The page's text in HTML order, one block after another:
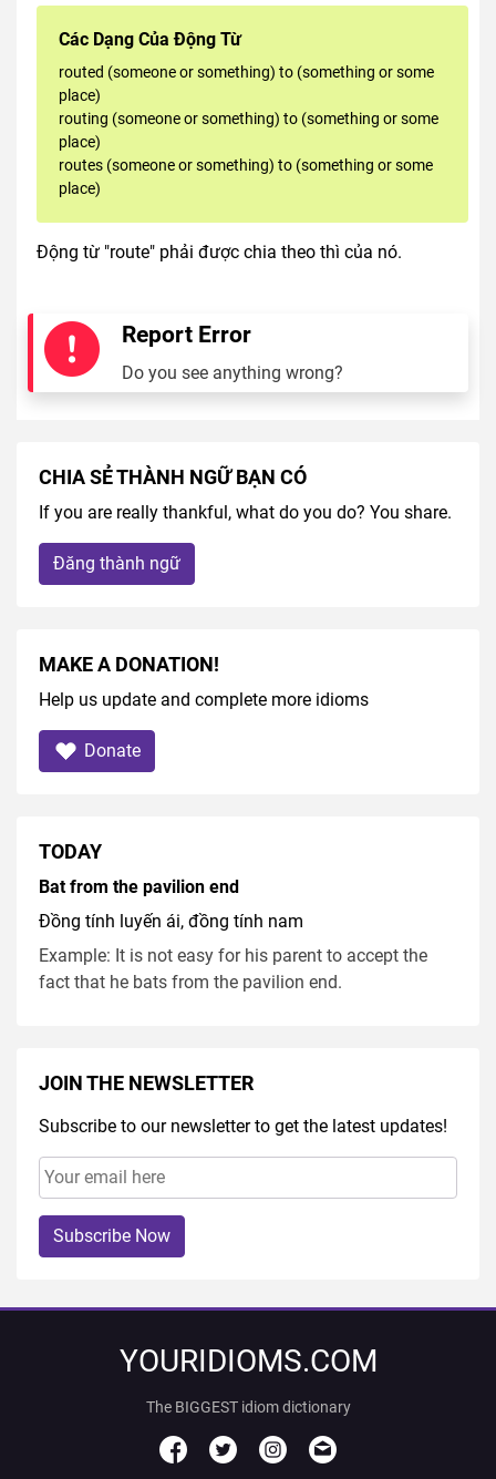
Các Dạng Của Động Từ
routed (someone or something) to (something or some
place)
routing (someone or something) to (something or some
place)
routes (someone or something) to (something or some
place)
Động từ "route" phải được chia theo thì của nó.
Report Error
Do you see anything wrong?
CHIA SẺ THÀNH NGỮ BẠN CÓ
If you are really thankful, what do you do? You share.
Đăng thành ngữ
MAKE A DONATION!
Help us update and complete more idioms
Donate
TODAY
Bat from the pavilion end
Đồng tính luyến ái, đồng tính nam
Example: It is not easy for his parent to accept the
fact that he bats from the pavilion end.
JOIN THE NEWSLETTER
Subscribe to our newsletter to get the latest updates!
Subscribe Now
YOURIDIOMS.COM
The BIGGEST idiom dictionary